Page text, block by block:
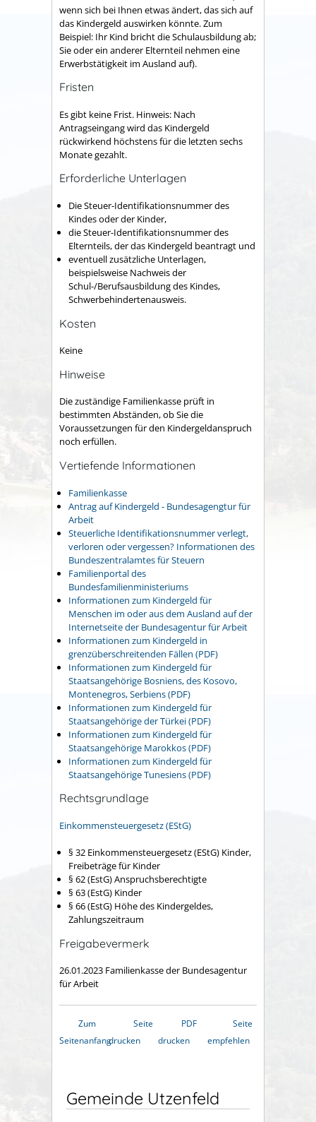
wenn sich bei Ihnen etwas ändert, das sich auf
das Kindergeld auswirken könnte. Zum
Beispiel: Ihr Kind bricht die Schulausbildung ab;
Sie oder ein anderer Elternteil nehmen eine
Erwerbstätigkeit im Ausland auf).
Fristen
Es gibt keine Frist. Hinweis: Nach
Antragseingang wird das Kindergeld
rückwirkend höchstens für die letzten sechs
Monate gezahlt.
Erforderliche Unterlagen
Die Steuer-Identifikationsnummer des
Kindes oder der Kinder,
die Steuer-Identifikationsnummer des
Elternteils, der das Kindergeld beantragt und
eventuell zusätzliche Unterlagen,
beispielsweise Nachweis der
Schul-/Berufsausbildung des Kindes,
Schwerbehindertenausweis.
Kosten
Keine
Hinweise
Die zuständige Familienkasse prüft in
bestimmten Abständen, ob Sie die
Voraussetzungen für den Kindergeldanspruch
noch erfüllen.
Vertiefende Informationen
Familienkasse
Antrag auf Kindergeld - Bundesagengtur für
Arbeit
Steuerliche Identifikationsnummer verlegt,
verloren oder vergessen? Informationen des
Bundeszentralamtes für Steuern
Familienportal des
Bundesfamilienministeriums
Informationen zum Kindergeld für
Menschen im oder aus dem Ausland auf der
Internetseite der Bundesagentur für Arbeit
Informationen zum Kindergeld in
grenzüberschreitenden Fällen (PDF)
Informationen zum Kindergeld für
Staatsangehörige Bosniens, des Kosovo,
Montenegros, Serbiens (PDF)
Informationen zum Kindergeld für
Staatsangehörige der Türkei (PDF)
Informationen zum Kindergeld für
Staatsangehörige Marokkos (PDF)
Informationen zum Kindergeld für
Staatsangehörige Tunesiens (PDF)
Rechtsgrundlage
Einkommensteuergesetz (EStG)
§ 32 Einkommensteuergesetz (EStG) Kinder,
Freibeträge für Kinder
§ 62 (EstG) Anspruchsberechtigte
§ 63 (EstG) Kinder
§ 66 (EstG) Höhe des Kindergeldes,
Zahlungszeitraum
Freigabevermerk
26.01.2023 Familienkasse der Bundesagentur
für Arbeit
Zum
Seitenanfang
Seite
drucken
PDF
drucken
Seite
empfehlen
Gemeinde Utzenfeld